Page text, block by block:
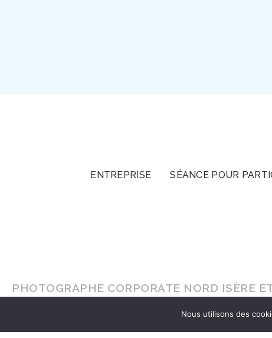
ENTREPRISE SÉANCE POUR
PHOTOGRAPHE CORPORATE NORD ISÈRE
, faites-
Nous utilisons des